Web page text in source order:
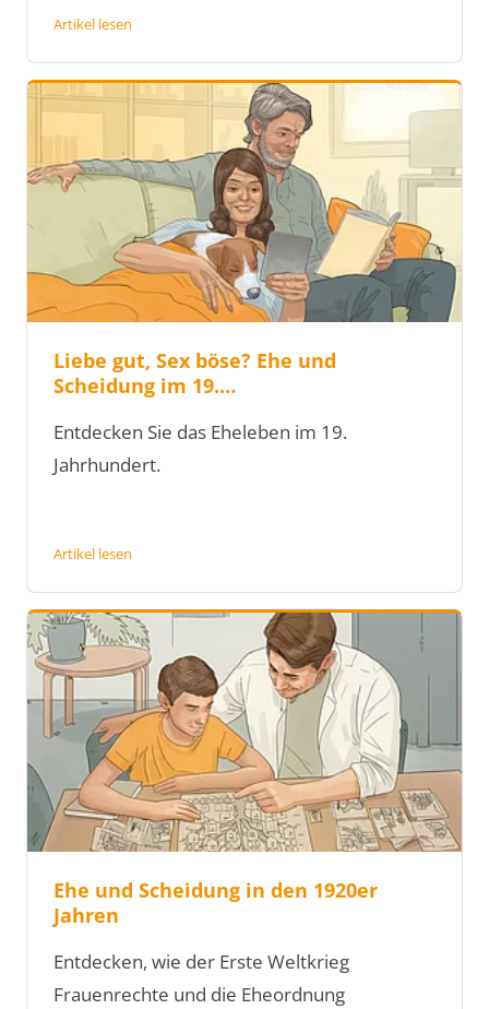
Artikel lesen
Liebe gut, Sex böse? Ehe und
Scheidung im 19.…
Entdecken Sie das Eheleben im 19.
Jahrhundert.
Artikel lesen
Ehe und Scheidung in den 1920er
Jahren
Entdecken, wie der Erste Weltkrieg
Frauenrechte und die Eheordnung